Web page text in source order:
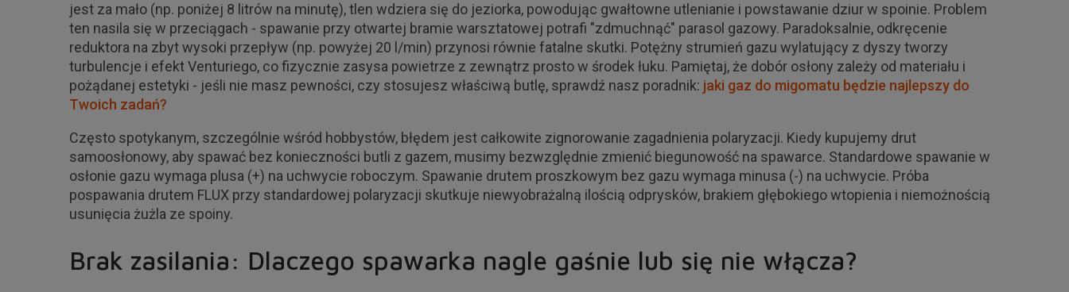
jest za mało (np. poniżej 8 litrów na minutę), tlen wdziera się do jeziorka, powodując gwałtowne utlenianie i powstawanie dziur w spoinie. Problem
ten nasila się w przeciągach - spawanie przy otwartej bramie warsztatowej potrafi "zdmuchnąć" parasol gazowy. Paradoksalnie, odkręcenie
reduktora na zbyt wysoki przepływ (np. powyżej 20 l/min) przynosi równie fatalne skutki. Potężny strumień gazu wylatujący z dyszy tworzy
turbulencje i efekt Venturiego, co fizycznie zasysa powietrze z zewnątrz prosto w środek łuku. Pamiętaj, że dobór osłony zależy od materiału i
pożądanej estetyki - jeśli nie masz pewności, czy stosujesz właściwą butlę, sprawdź nasz poradnik: jaki gaz do migomatu będzie najlepszy do
Twoich zadań?
Często spotykanym, szczególnie wśród hobbystów, błędem jest całkowite zignorowanie zagadnienia polaryzacji. Kiedy kupujemy drut
samoosłonowy, aby spawać bez konieczności butli z gazem, musimy bezwzględnie zmienić biegunowość na spawarce. Standardowe spawanie w
osłonie gazu wymaga plusa (+) na uchwycie roboczym. Spawanie drutem proszkowym bez gazu wymaga minusa (-) na uchwycie. Próba
pospawania drutem FLUX przy standardowej polaryzacji skutkuje niewyobrażalną ilością odprysków, brakiem głębokiego wtopienia i niemożnością
usunięcia żużla ze spoiny.
Brak zasilania: Dlaczego spawarka nagle gaśnie lub się nie włącza?